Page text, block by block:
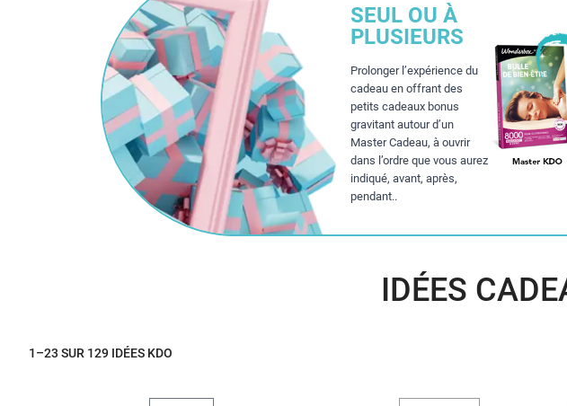
SEUL OU À
PLUSIEURS
Prolonger l’expérience du
cadeau en offrant des
petits cadeaux bonus
gravitant autour d’un
Master Cadeau, à ouvrir
dans l’ordre que vous aurez
indiqué, avant, après,
pendant..
IDÉES
1–23 SUR 129 IDÉES KDO